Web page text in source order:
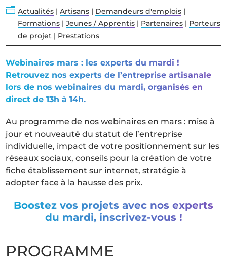
n Actualités| Artisans| Demandeurs d'emplois|
Formations| Jeunes / Apprentis| Partenaires| Porteurs
de projet| Prestations
Webinaires mars : les experts du mardi !
Retrouvez nos experts de l’entreprise artisanale
lors de nos webinaires du mardi, organisés en
direct de 13h à 14h.
Au programme de nos webinaires en mars : mise à
jour et nouveauté du statut de l’entreprise
individuelle, impact de votre positionnement sur les
réseaux sociaux, conseils pour la création de votre
fiche établissement sur internet, stratégie à
adopter face à la hausse des prix.
Boostez vos projets avec nos experts
du mardi, inscrivez-vous !
PROGRAMME